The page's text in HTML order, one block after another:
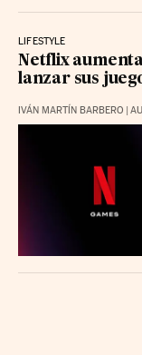
LIFESTYLE
Netflix
lanzar sus
IVÁN MARTÍN BARBERO |